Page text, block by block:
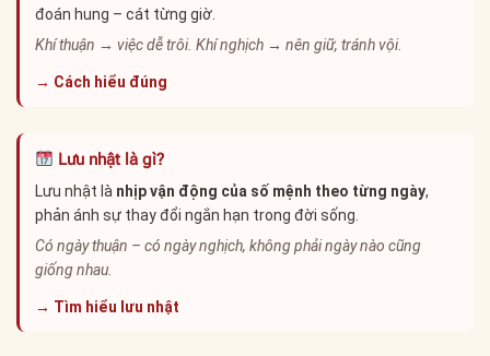
đoán hung – cát từng giờ.
Khí thuận → việc dễ trôi. Khí nghịch → nên giữ, tránh vội.
→ Cách hiểu đúng
Lưu nhật là gì?
Lưu nhật là nhịp vận động của số mệnh theo từng ngày,
phản ánh sự thay đổi ngắn hạn trong đời sống.
Có ngày thuận – có ngày nghịch, không phải ngày nào cũng
giống nhau.
→ Tìm hiểu lưu nhật